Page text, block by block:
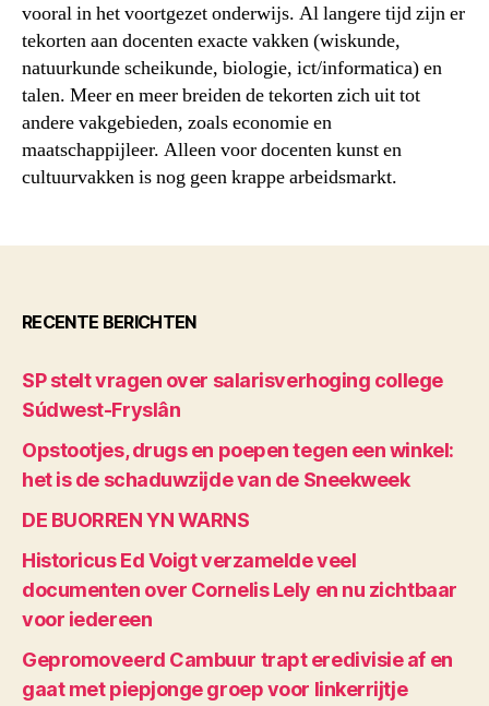
vooral in het voortgezet onderwijs. Al langere tijd zijn er
tekorten aan docenten exacte vakken (wiskunde,
natuurkunde scheikunde, biologie, ict/informatica) en
talen. Meer en meer breiden de tekorten zich uit tot
andere vakgebieden, zoals economie en
maatschappijleer. Alleen voor docenten kunst en
cultuurvakken is nog geen krappe arbeidsmarkt.
RECENTE BERICHTEN
SP stelt vragen over salarisverhoging college
Súdwest-Fryslân
Opstootjes, drugs en poepen tegen een winkel:
het is de schaduwzijde van de Sneekweek
DE BUORREN YN WARNS
Historicus Ed Voigt verzamelde veel
documenten over Cornelis Lely en nu zichtbaar
voor iedereen
Gepromoveerd Cambuur trapt eredivisie af en
gaat met piepjonge groep voor linkerrijtje